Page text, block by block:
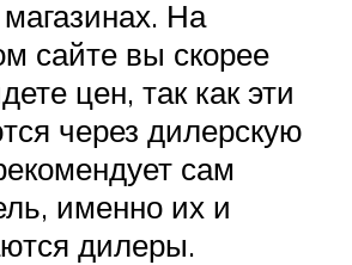
На
сайте вы скорее
цен, так как эти
через дилерскую
сам
именно их и
дилеры.